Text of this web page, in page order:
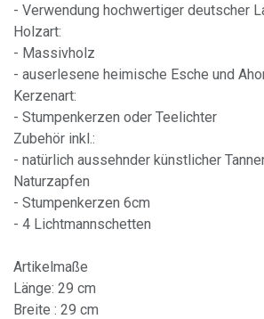
- Verwendung hochwertiger deutscher
Holzart:
- Massivholz
- auserlesene heimische Esche und
Kerzenart:
- Stumpenkerzen oder Teelichter
Zubehör inkl.:
- natürlich aussehnder künstlicher
Naturzapfen
- Stumpenkerzen 6cm
- 4 Lichtmannschetten
Artikelmaße
Länge: 29 cm
Breite : 29 cm